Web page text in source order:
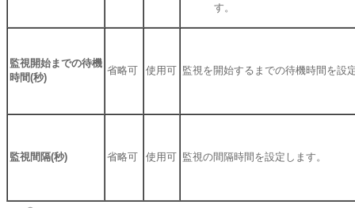
す。
監視開始までの待機
時間(秒)
省略可 使用可 監視を開始するまでの待機時間を設
監視間隔(秒) 省略可 使用可 監視の間隔時間を設定します。